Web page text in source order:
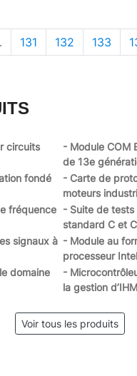
131 132 133
circuits
- Module COM
de 13e
fondé
- Carte de
moteurs
fréquence - Suite de
standard C et
signaux à - Module au
processeur
domaine
-
la gestion d’IHM
Voir tous les produits